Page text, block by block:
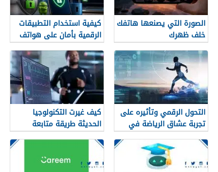
الصورة التي يصنعها هاتفك
خلف ظهرك
كيفية استخدام التطبيقات
الرقمية بأمان على هواتف
الأندرويد
التحول الرقمي وتأثيره على
تجربة عشاق الرياضة في
الجزائر
كيف غيرت التكنولوجيا
الحديثة طريقة متابعة
المصريين للرياضة